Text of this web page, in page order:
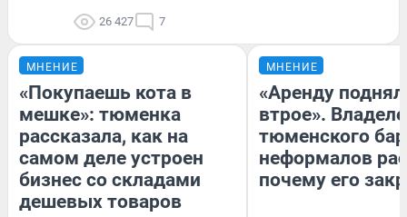
26 427 7
МНЕНИЕ
«Покупаешь кота в
мешке»: тюменка
рассказала, как на
самом деле устроен
бизнес со складами
дешевых товаров
МНЕНИЕ
«Аренду
втрое».
тюменского
неформалов
почему его